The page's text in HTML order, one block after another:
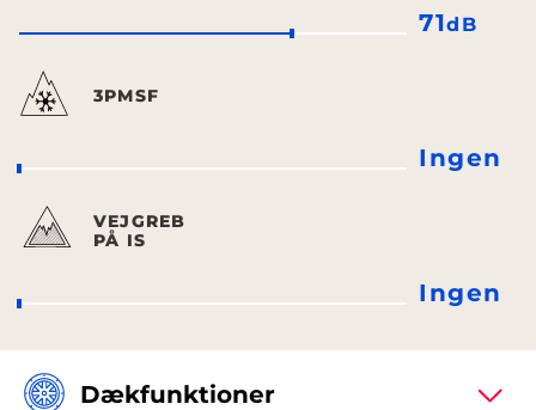
71dB
3PMSF
Ingen
VEJGREB
PÅ IS
Ingen
Dækfunktioner